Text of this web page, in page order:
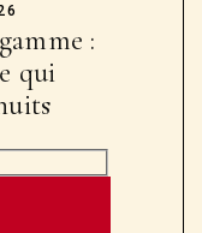
:
qui